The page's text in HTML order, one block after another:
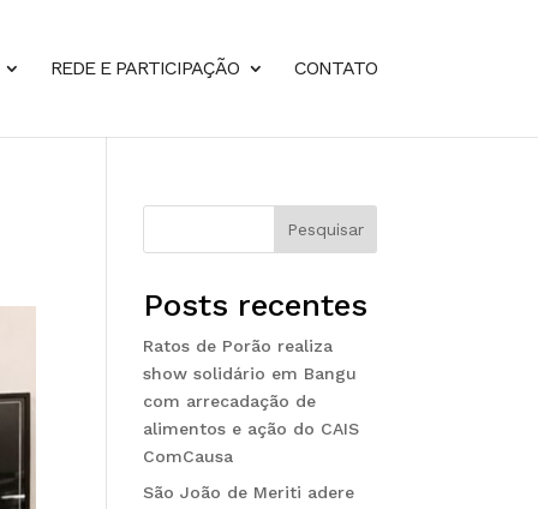
REDE E PARTICIPAÇÃO CONTATO
Pesquisar
Posts recentes
Ratos de Porão realiza
show solidário em Bangu
com arrecadação de
alimentos e ação do CAIS
ComCausa
São João de Meriti adere